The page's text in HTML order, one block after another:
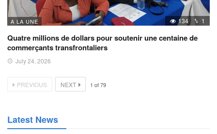
A LA UNE 134 1
Quatre millions de dollars pour soutenir une centaine de
commerçants transfrontaliers
July 24, 2026
PREVIOUS NEXT 1 of79
Latest News